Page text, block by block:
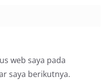
web saya pada
saya berikutnya.